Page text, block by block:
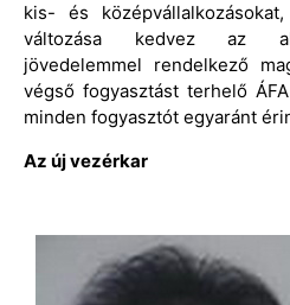
kis- és
változása kedvez az
jövedelemmel rendelkező
végső fogyasztást terhelő
minden fogyasztót egyaránt
Az új vezérkar